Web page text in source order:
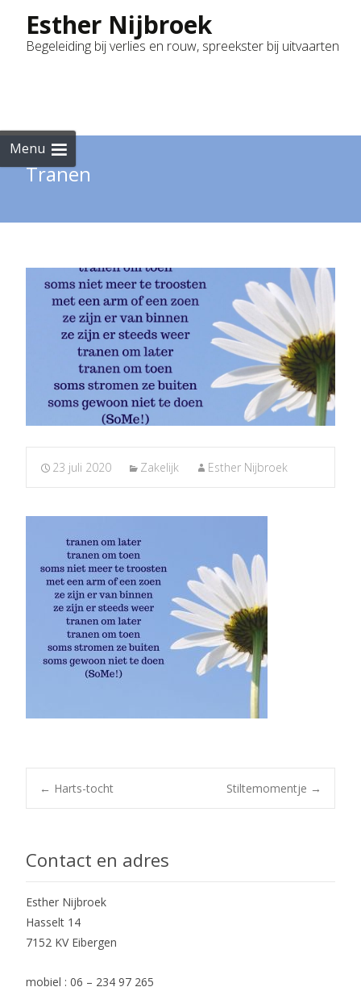
Esther Nijbroek
Begeleiding bij verlies en rouw, spreekster bij uitvaarten
Menu
Tranen
23 juli 2020 Zakelijk Esther Nijbroek
Post
navigation
← Harts-tocht Stiltemomentje →
Contact en adres
Esther Nijbroek
Hasselt 14
7152 KV Eibergen
mobiel : 06 – 234 97 265